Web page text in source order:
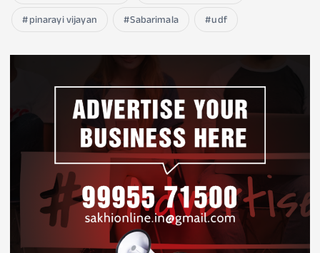
pinarayi vijayan
Sabarimala udf